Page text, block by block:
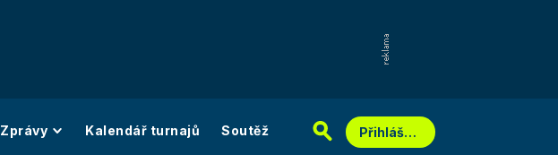
Zprávy Kalendář turnajů Soutěž Přihlášení